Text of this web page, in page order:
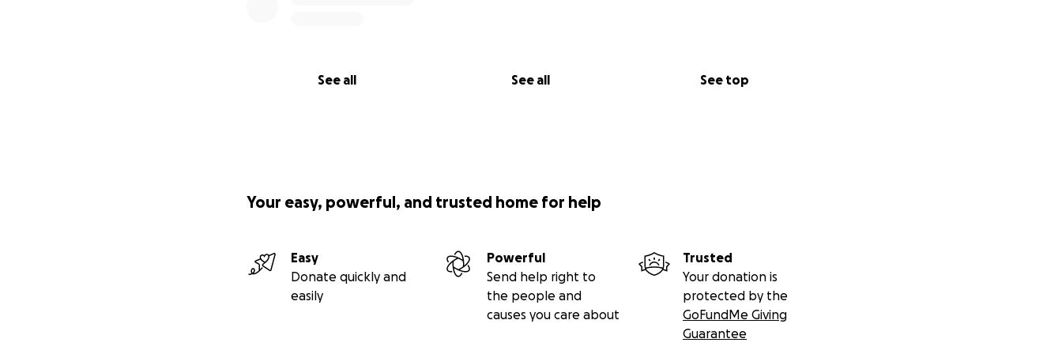
See all See all See top
Your easy, powerful, and trusted home for help
Easy
Donate quickly and
easily
Powerful
Send help right to
the people and
causes you care about
Trusted
Your donation is
protected by the
GoFundMe Giving
Guarantee